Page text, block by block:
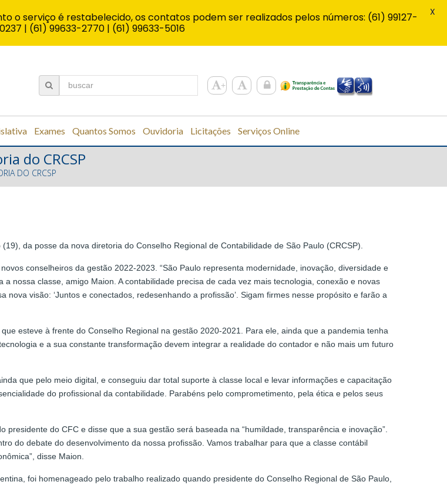
Exames Quantos Somos Ouvidoria Licitações Serviços Online
do CRCSP
DO CRCSP
da posse da nova diretoria do Conselho Regional de Contabilidade de São Paulo (CRCSP).
conselheiros da gestão 2022-2023. “São Paulo representa modernidade, inovação, diversidade e
nossa classe, amigo Maion. A contabilidade precisa de cada vez mais tecnologia, conexão e novas
visão: ‘Juntos e conectados, redesenhando a profissão’. Sigam firmes nesse propósito e farão a
esteve à frente do Conselho Regional na gestão 2020-2021. Para ele, ainda que a pandemia tenha
e a sua constante transformação devem integrar a realidade do contador e não mais um futuro
que pelo meio digital, e conseguiu dar total suporte à classe local e levar informações e capacitação
do profissional da contabilidade. Parabéns pelo comprometimento, pela ética e pelos seus
do CFC e disse que a sua gestão será baseada na “humildade, transparência e inovação”.
do debate do desenvolvimento da nossa profissão. Vamos trabalhar para que a classe contábil
disse Maion.
foi homenageado pelo trabalho realizado quando presidente do Conselho Regional de São Paulo,
serviço é restabelecido, os contatos podem ser realizados pelos números: (61) 99127-
| (61) 99633-2770 | (61) 99633-5016
X